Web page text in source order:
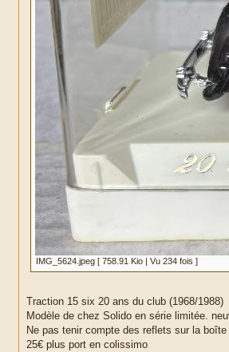
IMG_5624.jpeg [ 758.91 Kio | Vu 234 fois ]
Traction 15 six 20 ans du club (1968/1988)
Modèle de chez Solido en série limitée.
Ne pas tenir compte des reflets sur la boîte
25€ plus port en colissimo